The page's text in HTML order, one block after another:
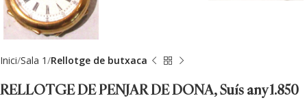
Inici Sala 1 Rellotge de butxaca
RELLOTGE DE PENJAR DE DONA, Suís any 1.850